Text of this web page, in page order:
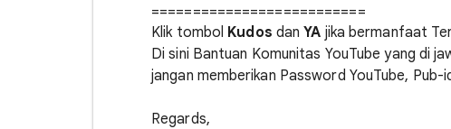
==========================
Klik tombol Kudos danYA jika bermanfaat
Di sini Bantuan Komunitas YouTube yang di
jangan memberikan Password YouTube,
Regards,